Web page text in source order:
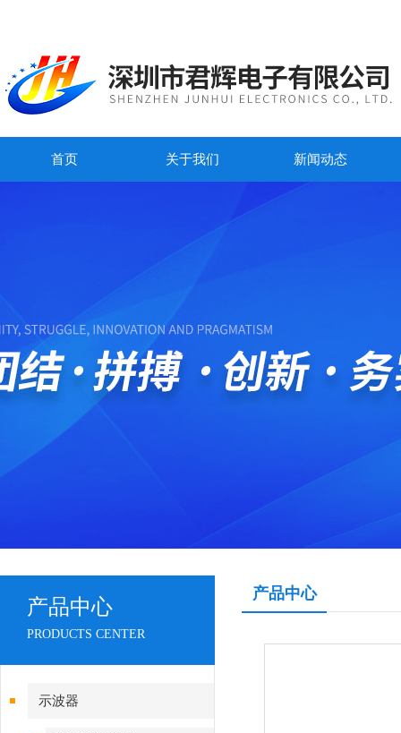
首页 关于我们 新闻动态
产品中心
PRODUCTS CENTER
示波器
产品中心